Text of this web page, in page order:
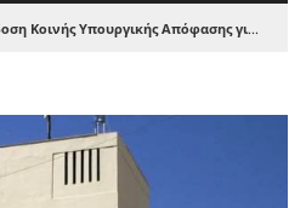
Υπουργικής Απόφασης για την οριοθέτηση πληγεισών περιοχών από ανεμοστρόβιλους